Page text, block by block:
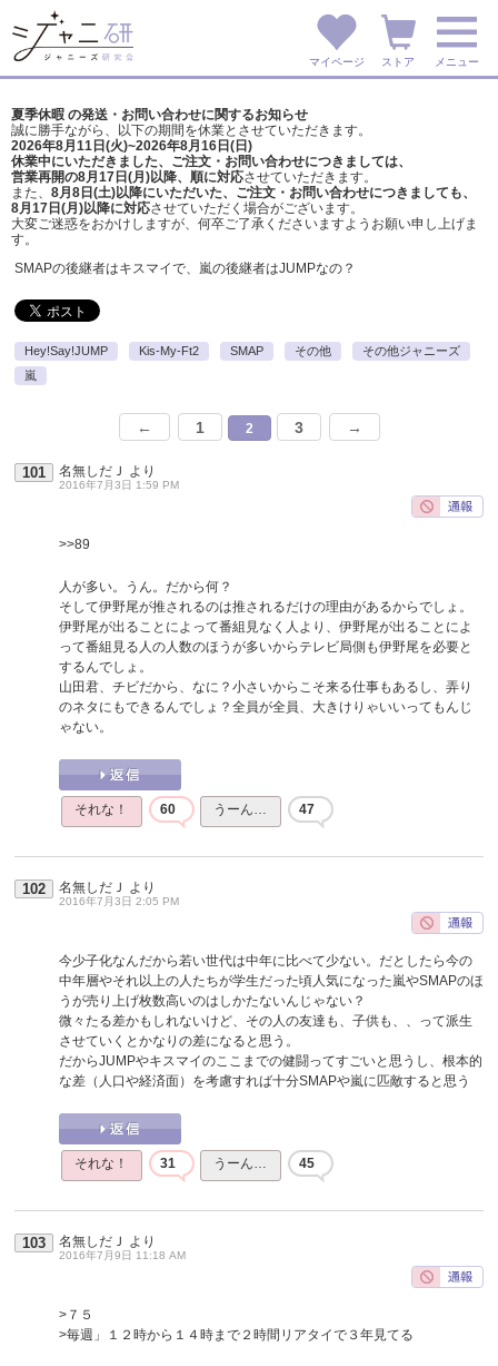
マイページ ストア メニュー
夏季休暇 の発送・お問い合わせに関するお知らせ
誠に勝手ながら、以下の期間を休業とさせていただきます。
2026年8月11日(火)~2026年8月16日(日)
休業中にいただきました、ご注文・お問い合わせにつきましては、
営業再開の8月17日(月)以降、順に対応させていただきます。
また、 8月8日(土)以降にいただいた、ご注文・ お問い合わせにつきましても、
8月17日(月)以降に対応させていただく場合がございます。
大変ご迷惑をおかけしますが、 何卒ご了承くださいますようお願い申し上げま
す。
SMAPの後継者はキスマイで、嵐の後継者はJUMPなの？
Hey!Say!JUMP Kis-My-Ft2 SMAP その他
その他ジャニーズ
嵐
← 1 2 3 →
101 名無しだＪ より
2016年7月3日 1:59 PM
>>89
人が多い。うん。だから何？
そして伊野尾が推されるのは推されるだけの理由があるからでしょ。
伊野尾が出ることによって番組見なく人より、伊野尾が出ることによ
って番組見る人の人数のほうが多いからテレビ局側も伊野尾を必要と
するんでしょ。
山田君、チビだから、なに？小さいからこそ来る仕事もあるし、弄り
のネタにもできるんでしょ？全員が全員、大きけりゃいいってもんじ
ゃない。
それな！ 60 うーん… 47
102 名無しだＪ より
2016年7月3日 2:05 PM
今少子化なんだから若い世代は中年に比べて少ない。だとしたら今の
中年層やそれ以上の人たちが学生だった頃人気になった嵐やSMAPのほ
うが売り上げ枚数高いのはしかたないんじゃない？
微々たる差かもしれないけど、その人の友達も、子供も、、って派生
させていくとかなりの差になると思う。
だからJUMPやキスマイのここまでの健闘ってすごいと思うし、根本的
な差（人口や経済面）を考慮すれば十分SMAPや嵐に匹敵すると思う
それな！ 31 うーん… 45
103 名無しだＪ より
2016年7月9日 11:18 AM
>７５
>毎週」１２時から１４時まで２時間リアタイで３年見てる